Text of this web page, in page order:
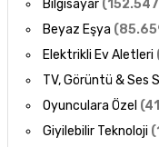
Bilgisayar (152.547
Beyaz Eşya (
Elektrikli Ev Aletleri
TV, Görüntü & Ses
Oyunculara Özel (
Giyilebilir Teknoloji (